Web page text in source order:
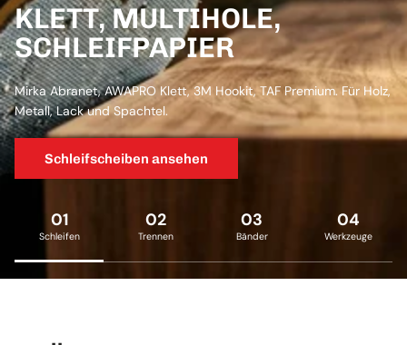
KLETT, MULTIHOLE,
SCHLEIFPAPIER
Mirka Abranet, AWAPRO Klett, 3M Hookit, TAF Premium. Für Holz,
Metall, Lack und Spachtel.
Schleifscheiben ansehen
01
Schleifen
02
Trennen
03
Bänder
04
Werkzeuge